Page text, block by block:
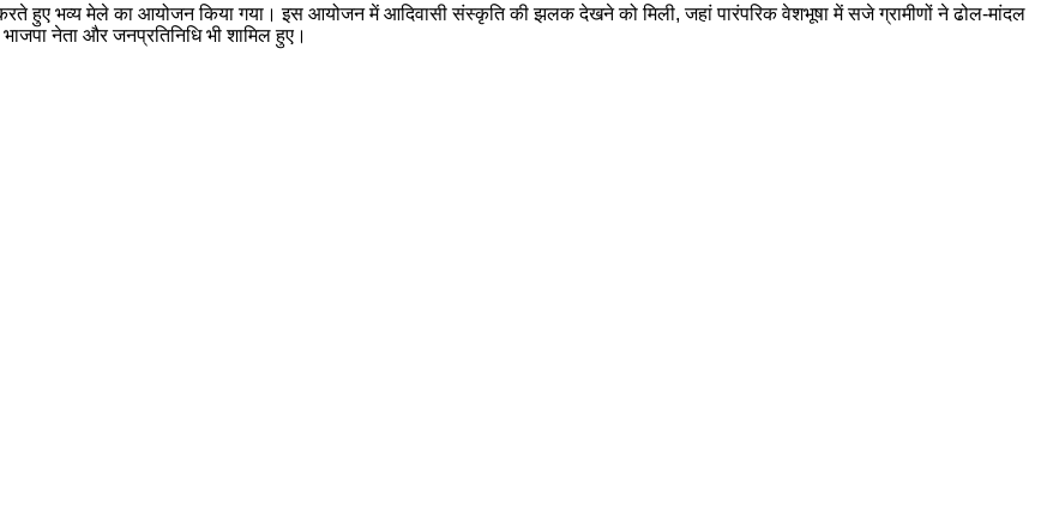
हुए भव्य मेले का आयोजन किया गया। इस आयोजन में आदिवासी संस्कृति की झलक देखने को मिली, जहां पारंपरिक वेशभूषा में सजे ग्रामीणों ने ढोल-मांदल
नेता और जनप्रतिनिधि भी शामिल हुए।